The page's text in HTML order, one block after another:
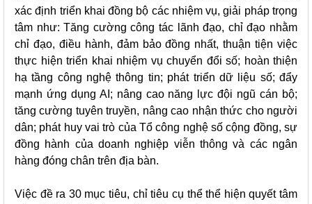
xác định triển khai đồng bộ các nhiệm vụ, giải pháp trọng
tâm như: Tăng cường công tác lãnh đạo, chỉ đạo nhằm
chỉ đạo, điều hành, đảm bảo đồng nhất, thuận tiện việc
thực hiện triển khai nhiệm vụ chuyển đổi số; hoàn thiện
hạ tầng công nghệ thông tin; phát triển dữ liệu số; đẩy
mạnh ứng dụng AI; nâng cao năng lực đội ngũ cán bộ;
tăng cường tuyên truyền, nâng cao nhận thức cho người
dân; phát huy vai trò của Tổ công nghệ số cộng đồng, sự
đồng hành của doanh nghiệp viễn thông và các ngân
hàng đóng chân trên địa bàn.
Việc đề ra 30 mục tiêu, chỉ tiêu cụ thể thể hiện quyết tâm